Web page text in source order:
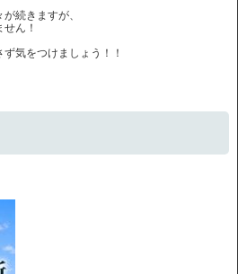
続きますが、
ん！
気をつけましょう！！